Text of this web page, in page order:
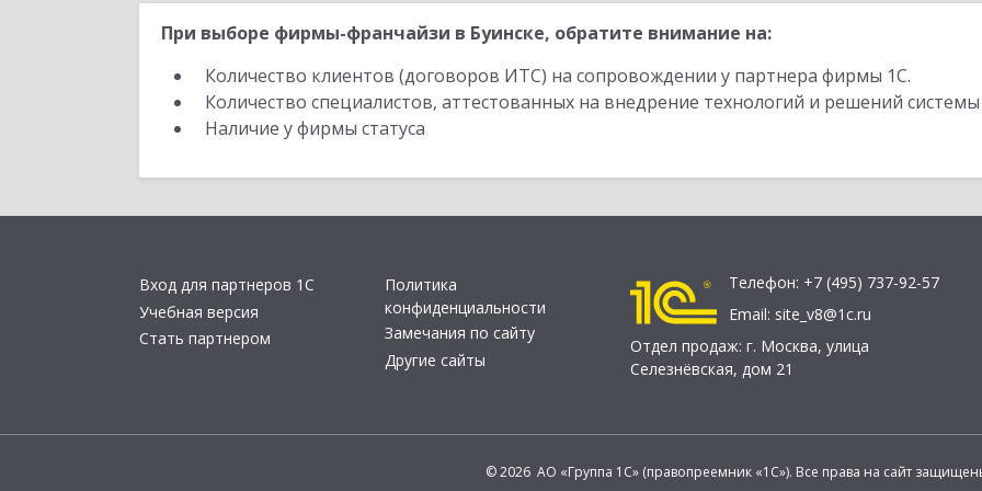
При выборе фирмы-франчайзи в Буинске, обратите внимание на:
Количество клиентов (договоров ИТС) на сопровождении у партнера фирмы 1С.
Количество специалистов, аттестованных на внедрение технологий и решений
Наличие у фирмы статуса
Вход для партнеров 1С
Учебная версия
Стать партнером
Политика
конфиденциальности
Замечания по сайту
Другие сайты
Телефон: +7 (495) 737-92-57
Email: site_v8@1c.ru
Отдел продаж: г. Москва, улица
Селезнёвская, дом 21
© 2026 АО «Группа 1С» (правопреемник «1С»). Все права на сайт